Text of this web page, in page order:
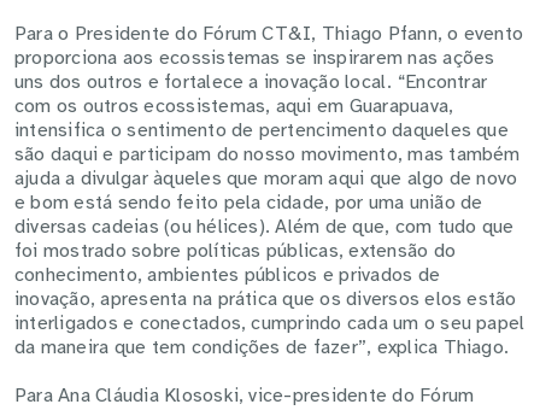
Para o Presidente do Fórum CT&I, Thiago Pfann, o evento
proporciona aos ecossistemas se inspirarem nas ações
uns dos outros e fortalece a inovação local. “Encontrar
com os outros ecossistemas, aqui em Guarapuava,
intensifica o sentimento de pertencimento daqueles que
são daqui e participam do nosso movimento, mas também
ajuda a divulgar àqueles que moram aqui que algo de novo
e bom está sendo feito pela cidade, por uma união de
diversas cadeias (ou hélices). Além de que, com tudo que
foi mostrado sobre políticas públicas, extensão do
conhecimento, ambientes públicos e privados de
inovação, apresenta na prática que os diversos elos estão
interligados e conectados, cumprindo cada um o seu papel
da maneira que tem condições de fazer”, explica Thiago.
Para Ana Cláudia Klososki, vice-presidente do Fórum